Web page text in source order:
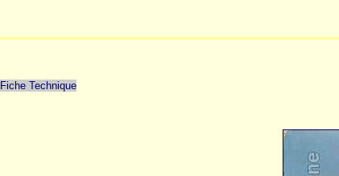
Fiche Technique